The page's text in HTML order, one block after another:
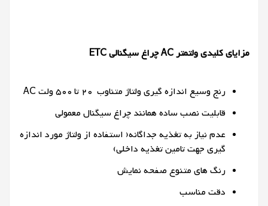
مزایای کلیدی ولتمتر چراغ سیگنالی ETC
رنج وسیع اندازه گیری ولتاژ متناوب 20 تا 500 ولت AC
قابلیت نصب ساده همانند چراغ سیگنال معمولی
عدم نیاز به تغذیه جداگانه( استفاده از ولتاژ مورد اندازه
گیری جهت تامین تغذیه داخلی)
رنگ های متنوع صفحه نمایش
دقت مناسب